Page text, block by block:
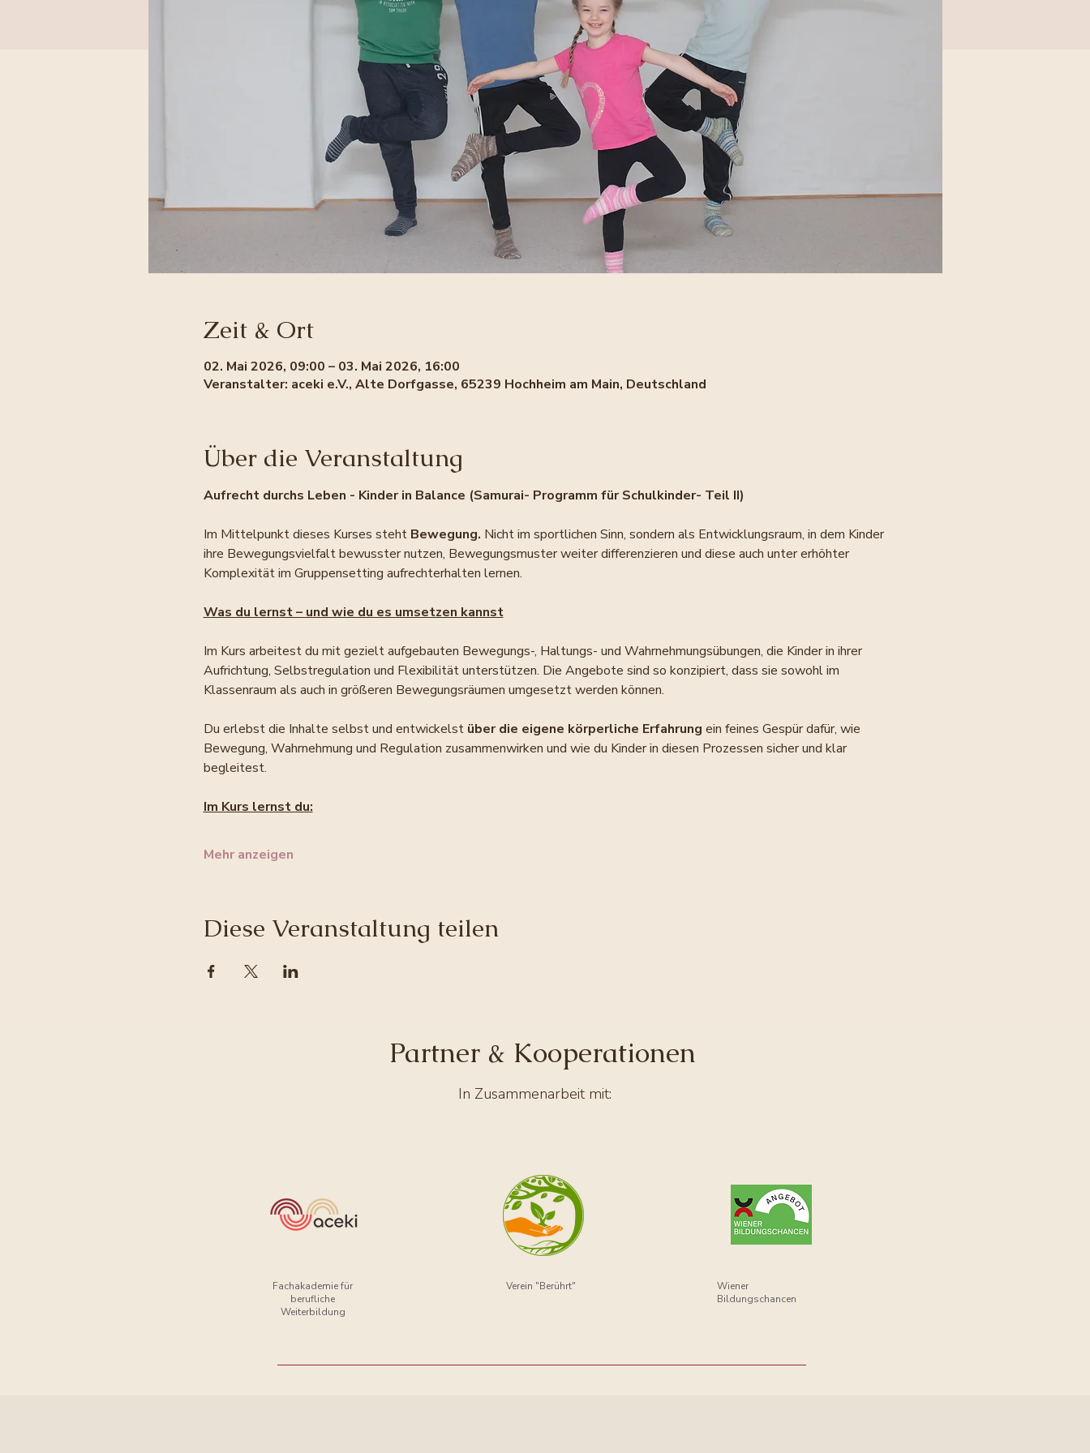
Zeit & Ort
02. Mai 2026, 09:00 – 03. Mai 2026, 16:00
Veranstalter: aceki e.V., Alte Dorfgasse, 65239 Hochheim am Main, Deutschland
Über die Veranstaltung
Aufrecht durchs Leben - Kinder in Balance (Samurai- Programm für Schulkinder- Teil II)
Im Mittelpunkt dieses Kurses steht Bewegung. Nicht im sportlichen Sinn, sondern als Entwicklungsraum, in dem Kinder
ihre Bewegungsvielfalt bewusster nutzen, Bewegungsmuster weiter differenzieren und diese auch unter erhöhter
Komplexität im Gruppensetting aufrechterhalten lernen.
Was du lernst – und wie du es umsetzen kannst
Im Kurs arbeitest du mit gezielt aufgebauten Bewegungs-, Haltungs- und Wahrnehmungsübungen, die Kinder in ihrer
Aufrichtung, Selbstregulation und Flexibilität unterstützen. Die Angebote sind so konzipiert, dass sie sowohl im
Klassenraum als auch in größeren Bewegungsräumen umgesetzt werden können.
Du erlebst die Inhalte selbst und entwickelst über die eigene körperliche Erfahrung ein feines Gespür dafür, wie
Bewegung, Wahrnehmung und Regulation zusammenwirken und wie du Kinder in diesen Prozessen sicher und klar
begleitest.
Im Kurs lernst du:
Mehr anzeigen
Diese Veranstaltung teilen
Partner & Kooperationen
In Zusammenarbeit mit:
Fachakademie für
berufliche
Weiterbildung
Verein "Berührt"
Wiener
Bildungschancen